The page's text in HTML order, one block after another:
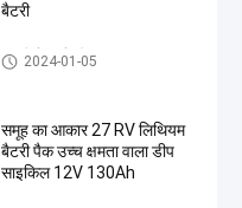
बैटरी
आरवी कैंपर बैटरी
2024-01-05
समूह का आकार 27 RV लिथियम
बैटरी पैक उच्च क्षमता वाला डीप
साइकिल 12V 130Ah